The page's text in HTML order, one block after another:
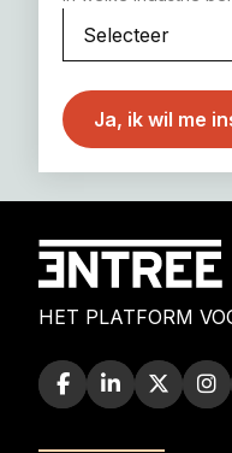
HET PLATFORM